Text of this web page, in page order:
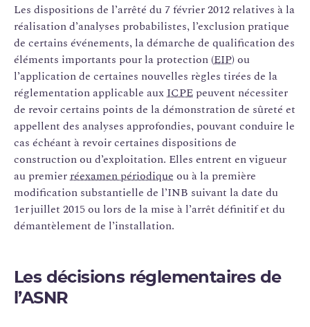
Les dispositions de l’arrêté du 7 février 2012 relatives à la
réalisation d’analyses probabilistes, l’exclusion pratique
de certains événements, la démarche de qualification des
éléments importants pour la protection (EIP) ou
l’application de certaines nouvelles règles tirées de la
réglementation applicable auxICPE peuvent nécessiter
de revoir certains points de la démonstration de sûreté et
appellent des analyses approfondies, pouvant conduire le
cas échéant à revoir certaines dispositions de
construction ou d’exploitation. Elles entrent en vigueur
au premierréexamen périodique ou à la première
modification substantielle de l’INB suivant la date du
1er juillet 2015 ou lors de la mise à l’arrêt définitif et du
démantèlement de l’installation.
Les décisions réglementaires de
l’ASNR